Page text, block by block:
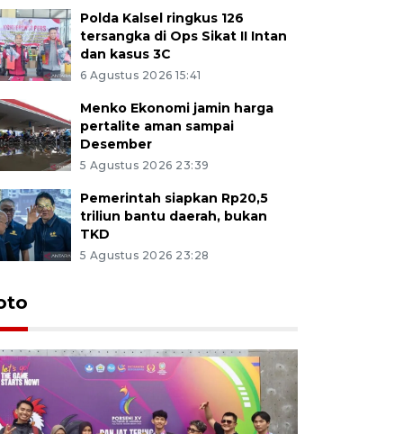
Polda Kalsel ringkus 126
tersangka di Ops Sikat II Intan
dan kasus 3C
6 Agustus 2026 15:41
Menko Ekonomi jamin harga
pertalite aman sampai
Desember
5 Agustus 2026 23:39
Pemerintah siapkan Rp20,5
triliun bantu daerah, bukan
TKD
5 Agustus 2026 23:28